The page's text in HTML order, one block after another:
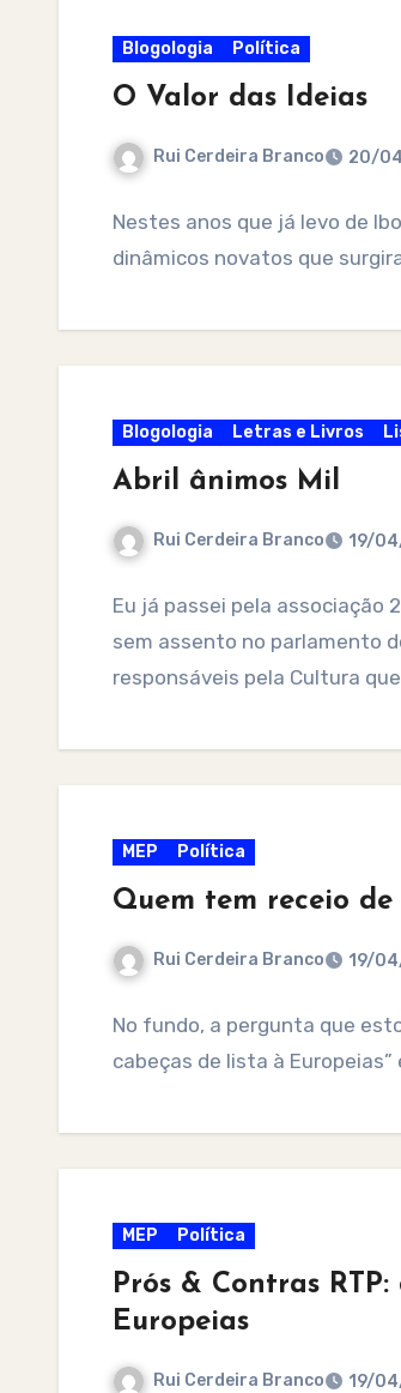
Blogologia Política
O Valor das Ideias
Rui Cerdeira Branco 20/
Nestes anos que já levo de
dinâmicos novatos que
Blogologia Letras e Livros
Abril ânimos Mil
Rui Cerdeira Branco 19/
Eu já passei pela associação
sem assento no parlamento
responsáveis pela Cultura
MEP Política
Quem tem receio
Rui Cerdeira Branco 19/
No fundo, a pergunta que
cabeças de lista à
MEP Política
Prós & Contras
Europeias
Rui Cerdeira Branco 19/